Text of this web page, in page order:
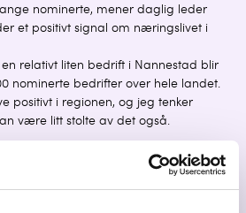
nominerte, mener daglig leder
et positivt signal om næringslivet i
relativt liten bedrift i Nannestad blir
nominerte bedrifter over hele landet.
positivt i regionen, og jeg tenker
være litt stolte av det også.